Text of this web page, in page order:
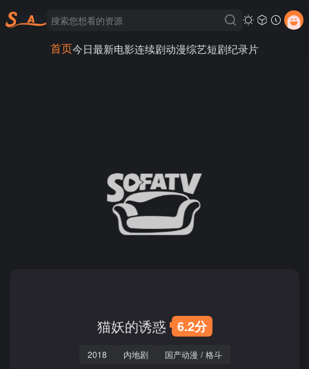
首页今日最新电影连续剧动漫综艺短剧纪录片
猫妖的诱惑 6.2分
2018 内地剧 国产动漫 / 格斗